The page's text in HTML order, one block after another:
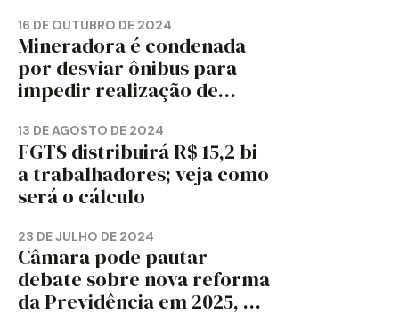
16 DE OUTUBRO DE 2024
Mineradora é condenada
por desviar ônibus para
impedir realização de
13 DE AGOSTO DE 2024
FGTS distribuirá R$ 15,2 bi
a trabalhadores; veja como
será o cálculo
23 DE JULHO DE 2024
Câmara pode pautar
debate sobre nova reforma
da Previdência em 2025, diz